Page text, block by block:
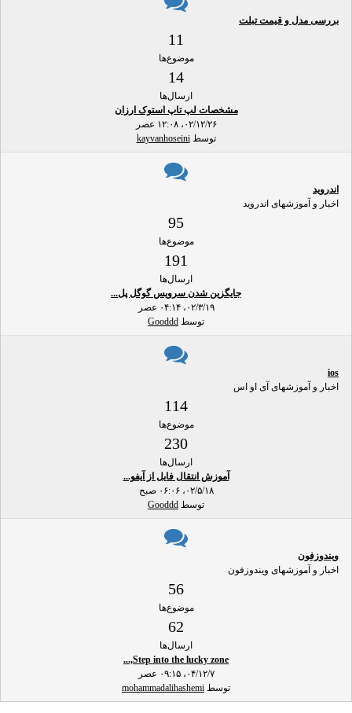
بررسی مدل و قیمت تبلت
11
موضوع‌ها
14
ارسال‌ها
مشخصات لپ تاپ استوک ارزان
۰۲/۱۲/۲۶، ۱۲:۰۸ عصر
توسطkayvanhoseini
اندروید
اخبار و آموزشهای اندروید
95
موضوع‌ها
191
ارسال‌ها
جایگزین شدن سرویس گوگل پل...
۰۲/۳/۱۹، ۰۴:۱۴ عصر
توسطGooddd
ios
اخبار و آموزشهای آی او اس
114
موضوع‌ها
230
ارسال‌ها
آموزش انتقال فایل از آیفو...
۰۲/۵/۱۸، ۰۶:۰۶ صبح
توسطGooddd
ویندوزفون
اخبار و آموزشهای ویندوزفون
56
موضوع‌ها
62
ارسال‌ها
Step into the lucky zone,...
۰۴/۱۲/۷، ۰۹:۱۵ عصر
توسطmohammadalihashemi